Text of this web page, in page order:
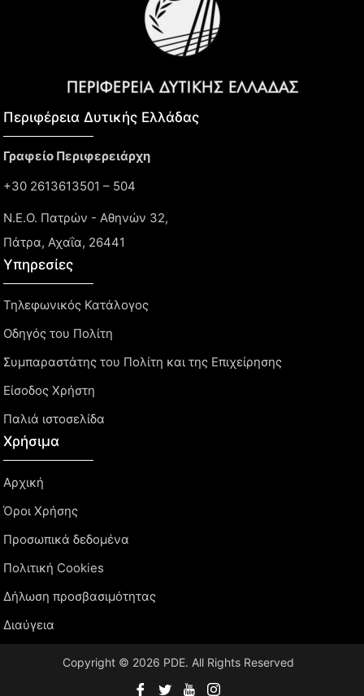
Περιφέρεια Δυτικής Ελλάδας​
Γραφείο Περιφερειάρχη
+30 2613613501 – 504
Ν.Ε.Ο. Πατρών - Αθηνών 32,
Πάτρα, Αχαΐα, 26441
Υπηρεσίες
Τηλεφωνικός Κατάλογος
Οδηγός του Πολίτη
Συμπαραστάτης του Πολίτη και της Επιχείρησης
Είσοδος Χρήστη
Παλιά ιστοσελίδα
Χρήσιμα
Αρχική
Όροι Χρήσης
Προσωπικά δεδομένα
Πολιτική Cookies
Δήλωση προσβασιμότητας
Διαύγεια
Copyright © 2026 PDE. All Rights Reserved